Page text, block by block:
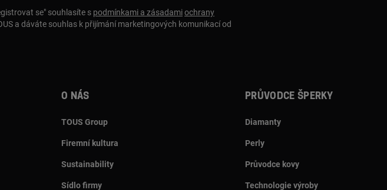
se" souhlasíte s podmínkami a zásadamiochrany
a dáváte souhlas k přijímání marketingových komunikací od
O nás
TOUS Group
Firemní kultura
Sustainability
Sídlo firmy
Průvodce šperky
Diamanty
Perly
Průvodce kovy
Technologie výroby